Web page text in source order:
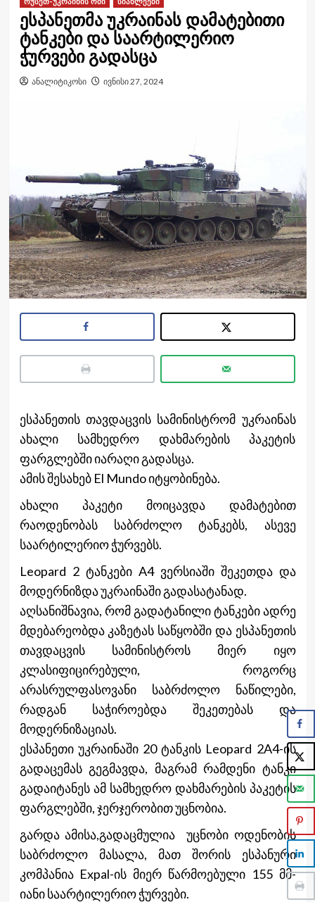
ესპანეთმა უკრაინას დამატებითი
ტანკები და საარტილერიო
ჭურვები გადასცა
ანალიტიკოსი ივნისი 27, 2024
ესპანეთის თავდაცვის სამინისტრომ უკრაინას
ახალი სამხედრო დახმარების პაკეტის
ფარგლებში იარაღი გადასცა.
ამის შესახებ El Mundo იტყობინება.
ახალი პაკეტი მოიცავდა დამატებით
რაოდენობას საბრძოლო ტანკებს, ასევე
საარტილერიო ჭურვებს.
Leopard 2 ტანკები A4 ვერსიაში შეკეთდა და
მოდერნიზდა უკრაინაში გადასატანად.
აღსანიშნავია, რომ გადატანილი ტანკები ადრე
მდებარეობდა კაზეტას საწყობში და ესპანეთის
თავდაცვის სამინისტროს მიერ იყო
კლასიფიცირებული, როგორც
არასრულფასოვანი საბრძოლო ნაწილები,
რადგან საჭიროებდა შეკეთებას და
მოდერნიზაციას.
ესპანეთი უკრაინაში 20 ტანკის Leopard 2A4-ის
გადაცემას გეგმავდა, მაგრამ რამდენი ტანკი
გადაიტანეს ამ სამხედრო დახმარების პაკეტის
ფარგლებში, ჯერჯერობით უცნობია.
გარდა ამისა,გადაცმულია უცნობი ოდენობის
საბრძოლო მასალა, მათ შორის ესპანური
კომპანია Expal-ის მიერ წარმოებული 155 მმ-
იანი საარტილერიო ჭურვები.